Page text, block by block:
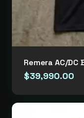
Remera AC/DC
$39,990.00